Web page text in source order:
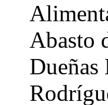
Abasto
Dueñas